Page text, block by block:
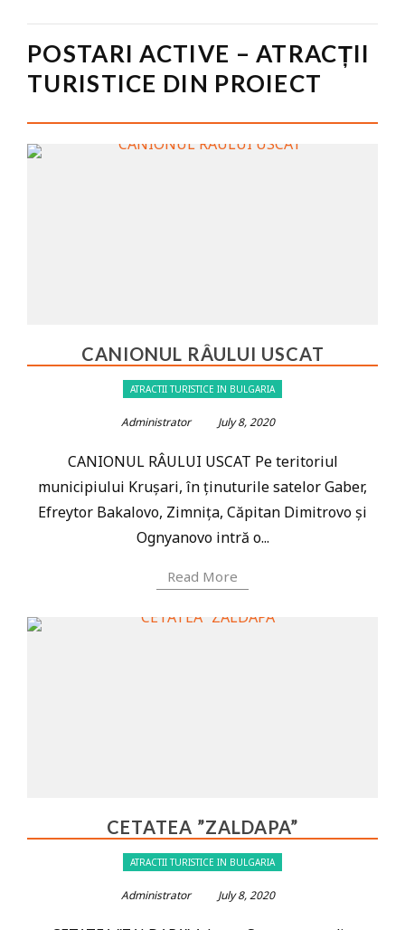
POSTARI ACTIVE – ATRACȚII
TURISTICE DIN PROIECT
CANIONUL RÂULUI USCAT
ATRACTII TURISTICE IN BULGARIA
Administrator July 8, 2020
CANIONUL RÂULUI USCAT Pe teritoriul
municipiului Krușari, în ținuturile satelor Gaber,
Efreytor Bakalovo, Zimnița, Căpitan Dimitrovo și
Ognyanovo intră o...
Read More
CETATEA ”ZALDAPA”
ATRACTII TURISTICE IN BULGARIA
Administrator July 8, 2020